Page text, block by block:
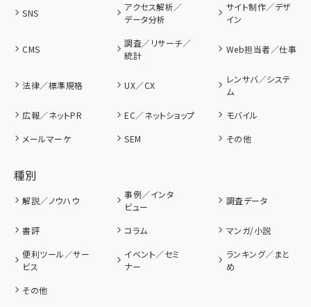
SNS
アクセス解析／
データ分析
サイト制作／デザ
イン
CMS
調査／リサーチ／
統計
Web担当者／仕事
法律／標準規格 UX／CX
レンサバ／システ
ム
広報／ネットPR
EC／ネットショップ
モバイル
メールマーケ
SEM その他
種別
解説／ノウハウ
事例／インタ
ビュー
調査データ
書評 コラム
マンガ/小説
便利ツール／サー
ビス
イベント／セミ
ナー
ランキング／まと
め
その他